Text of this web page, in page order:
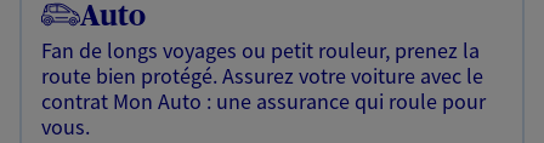
Auto
Fan de longs voyages ou petit rouleur, prenez la
route bien protégé. Assurez votre voiture avec le
contrat Mon Auto : une assurance qui roule pour
vous.